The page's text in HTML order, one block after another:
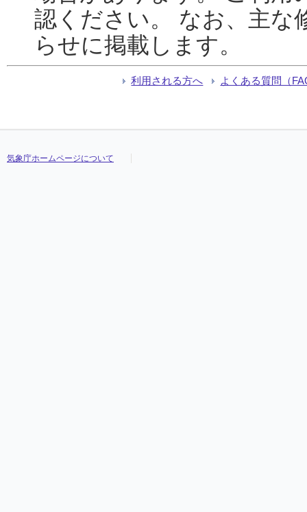
認ください。 なお、主な
らせに掲載します。
利用される方へ よくある質問（
気象庁ホームページについて